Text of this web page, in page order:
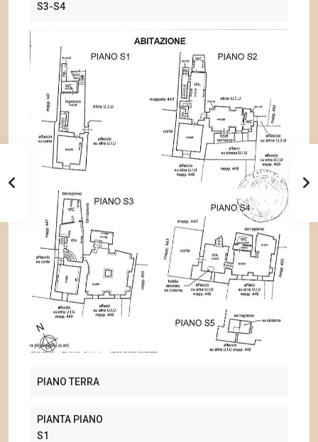
S3-S4
PIANO TERRA
PIANTA PIANO
S1